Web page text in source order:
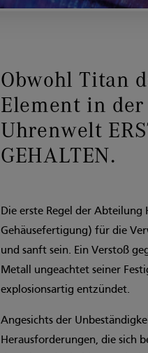
Obwohl Titan
Element in
Uhrenwelt
GEHALTEN.
Die erste Regel der
Gehäusefertigung) für die
und sanft sein. Ein Verstoß
Metall ungeachtet seiner
explosionsartig entzündet.
Angesichts der
Herausforderungen, die sich